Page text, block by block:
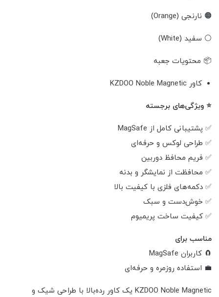
🟠 نارنجی (Orange)
⚪ سفید (White)
📦 محتویات جعبه
کاور KZDOO Noble Magnetic
⭐ ویژگی‌های برجسته
✅ پشتیبانی کامل از MagSafe
✅ طراحی لوکس و حرفه‌ای
✅ فریم محافظ دوربین
✅ محافظت از نمایشگر و بدنه
✅ دکمه‌های فلزی با کیفیت بالا
✅ خوش‌دست و سبک
✅ کیفیت ساخت پریمیوم
مناسب برای
🧲 کاربران MagSafe
💼 استفاده روزمره و حرفه‌ای
KZDOO Noble Magnetic یک کاور رده‌بالا با طراحی شیک و